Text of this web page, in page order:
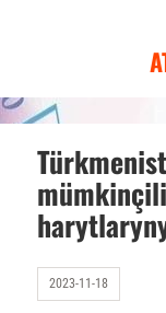
2023-11-18